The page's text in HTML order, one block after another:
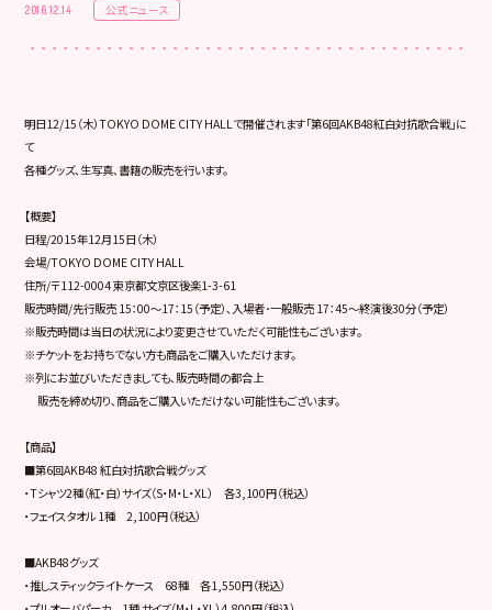
2016.12.14 公式ニュース
明日12/15（木）TOKYO DOME CITY HALLで開催されます「第6回AKB48紅白対抗歌合戦」に
て
各種グッズ､生写真､書籍の販売を行います。
【概要】
日程/2015年12月15日（木）
会場/TOKYO DOME CITY HALL
住所/〒112-0004 東京都文京区後楽1-3-61
販売時間/先行販売 15：00～17：15（予定）､入場者･一般販売 17：45～終演後30分（予定）
※販売時間は当日の状況により変更させていただく可能性もございます。
※チケットをお持ちでない方も商品をご購入いただけます。
※列にお並びいただきましても､販売時間の都合上
販売を締め切り､商品をご購入いただけない可能性もございます。
【商品】
■第6回AKB48 紅白対抗歌合戦グッズ
・Tシャツ2種（紅・白）サイズ（S・M・L・XL） 各3,100円（税込）
・フェイスタオル 1種 2,100円（税込）
■AKB48グッズ
・推しスティックライトケース 68種 各1,550円（税込）